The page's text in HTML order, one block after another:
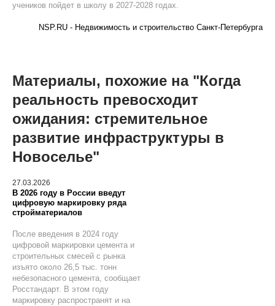
учеников пойдет в школу в 2027-2028 годах.
NSP.RU - Недвижимость и строительство Санкт-Петербурга
Материалы, похожие на "Когда
реальность превосходит
ожидания: стремительное
развитие инфраструктуры в
Новоселье"
27.03.2026
В 2026 году в России введут
цифровую маркировку ряда
стройматериалов
После введения в 2024 году
цифровой маркировки цемента и
строительных смесей с рынка
изъято около 26,5 тыс. тонн
небезопасного цемента, сообщает
Росстандарт. В этом году
маркировку распространят и на